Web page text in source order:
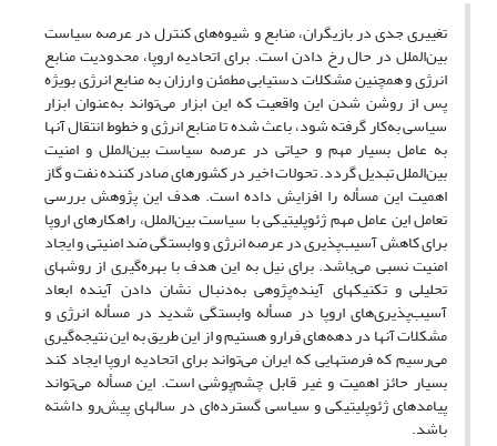
تغییری جدی در بازیگران، منابع و شیوه‌های کنترل در عرصه سیاست
بین‌الملل در حال رخ دادن است. برای اتحادیه اروپا، محدودیت منابع
انرژی و همچنین مشکلات دستیابی مطمئن و ارزان به منابع انرژی بویژه
پس از روشن شدن این واقعیت که این ابزار می‌تواند به‌عنوان ابزار
سیاسی به‌کار گرفته شود، باعث شده تا منابع انرژی و خطوط انتقال آنها
به عامل بسیار مهم و حیاتی در عرصه سیاست بین‌الملل و امنیت
بین‌الملل تبدیل گردد. تحولات اخیر در کشورهای صادر کننده نفت و گاز
اهمیت این مسأله را افزایش داده است. هدف این پژوهش بررسی
تعامل این عامل مهم ژئوپلیتیکی با سیاست بین‌الملل، راهکارهای اروپا
برای کاهش آسیب‌پذیری در عرصه انرژی و وابستگی ضد امنیتی و ایجاد
امنیت نسبی می‌باشد. برای نیل به این هدف با بهره‌گیری از روشهای
تحلیلی و تکنیکهای آینده‌پژوهی به‌دنبال نشان دادن آینده ابعاد
آسیب‌پذیری‌های اروپا در مسأله وابستگی شدید در مسأله انرژی و
مشکلات آنها در دهه‌های فرارو هستیم و از این طریق به این نتیجه‌گیری
می‌رسیم که فرصتهایی که ایران می‌تواند برای اتحادیه اروپا ایجاد کند
بسیار حائز اهمیت و غیر قابل چشم‌پوشی است. این مسأله می‌تواند
پیامدهای ژئوپلیتیکی و سیاسی گسترده‌ای در سالهای پیش‌رو داشته
باشد.